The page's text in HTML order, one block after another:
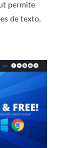
permite
de texto,